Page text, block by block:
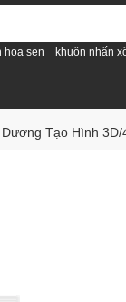
hoa sen khuôn nhấn
Tạo Hình